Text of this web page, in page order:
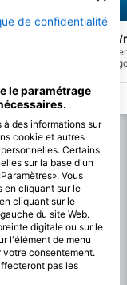
The Austin Smith
Le Austin Smith,
le nom de HMBS
de défense des Bahamas
hors service en 1995.
remorqué vers son lieu
sous forme de récif
Smith a
et repose maintenant
d'eau dans les Exuma
de confidentialité
le paramétrage
des informations sur
cookie et autres
Certains
sur la base d'un
Vous
en cliquant sur le
cliquant sur le
du site Web.
digitale ou sur le
l'élément de menu
consentement.
pas les